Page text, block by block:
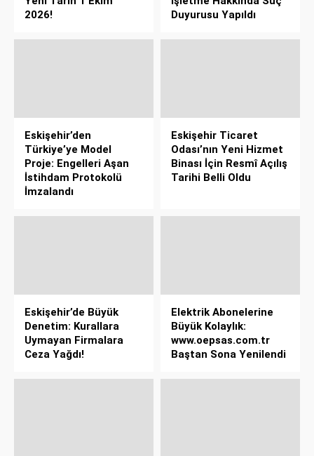
2026!
Duyurusu Yapıldı
Eskişehir’den
Türkiye’ye Model
Proje: Engelleri Aşan
İstihdam Protokolü
İmzalandı
Eskişehir Ticaret
Odası’nın Yeni Hizmet
Binası İçin Resmî Açılış
Tarihi Belli Oldu
Eskişehir’de Büyük
Denetim: Kurallara
Uymayan Firmalara
Ceza Yağdı!
Elektrik Abonelerine
Büyük Kolaylık:
www.oepsas.com.tr
Baştan Sona Yenilendi